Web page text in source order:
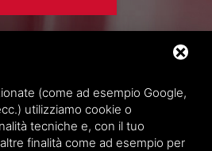
(come ad esempio Google,
utilizziamo cookie o
tecniche e, con il tuo
finalità come ad esempio per